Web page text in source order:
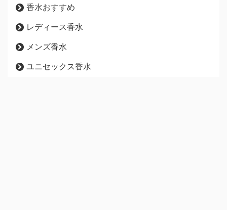
香水おすすめ
レディース香水
メンズ香水
ユニセックス香水